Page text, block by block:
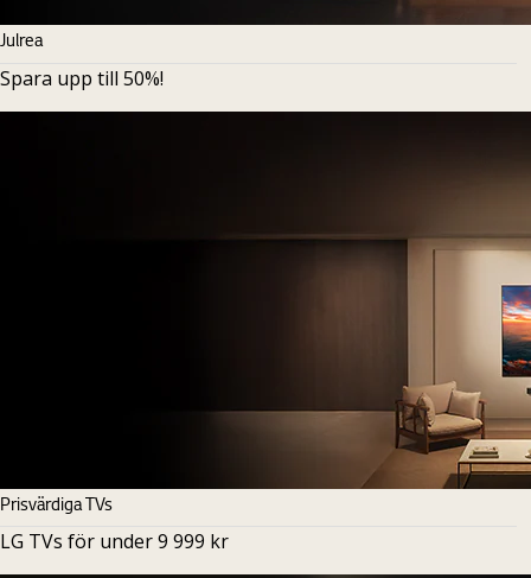
Julrea
Spara upp till 50%!
Prisvärdiga TVs
LG TVs för under 9 999 kr